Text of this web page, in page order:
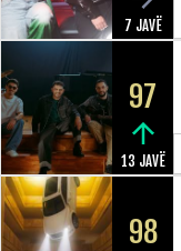
7 JAVË
97
13 JAVË
98